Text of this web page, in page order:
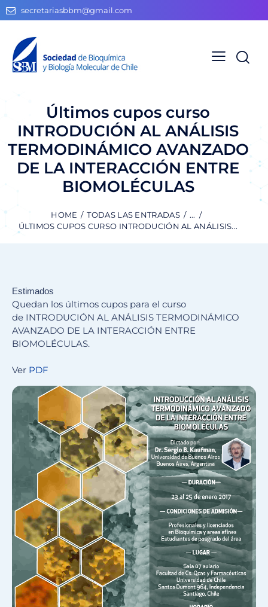
secretariasbbm@gmail.com
Últimos cupos curso
INTRODUCIÓN AL ANÁLISIS
TERMODINÁMICO AVANZADO
DE LA INTERACCIÓN ENTRE
BIOMOLÉCULAS
HOME TODAS LAS ENTRADAS
...
ÚLTIMOS CUPOS CURSO INTRODUCIÓN AL ANÁLISIS...
Estimados
Quedan los últimos cupos para el curso
de INTRODUCIÓN AL ANÁLISIS TERMODINÁMICO
AVANZADO DE LA INTERACCIÓN ENTRE
BIOMOLÉCULAS.
Ver PDF